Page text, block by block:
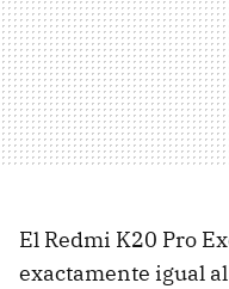
El Redmi K20 Pro
exactamente igual al